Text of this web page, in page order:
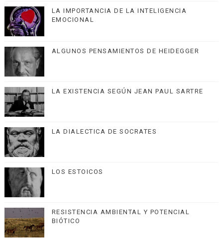
LA IMPORTANCIA DE LA INTELIGENCIA
EMOCIONAL
ALGUNOS PENSAMIENTOS DE HEIDEGGER
LA EXISTENCIA SEGÚN JEAN PAUL SARTRE
LA DIALECTICA DE SOCRATES
LOS ESTOICOS
RESISTENCIA AMBIENTAL Y POTENCIAL
BIÓTICO